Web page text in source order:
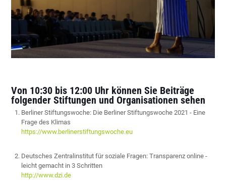
Von 10:30 bis 12:00 Uhr können Sie Beiträge
folgender Stiftungen und Organisationen sehen
Berliner Stiftungswoche: Die Berliner Stiftungswoche 2021 - Eine
Frage des Klimas
https://www.berlinerstiftungswoche.eu
Deutsches Zentralinstitut für soziale Fragen: Transparenz online -
leicht gemacht in 3 Schritten
http://www.dzi.de